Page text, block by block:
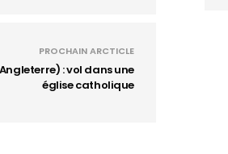
PROCHAIN ARCTICLE
: vol dans une
église catholique